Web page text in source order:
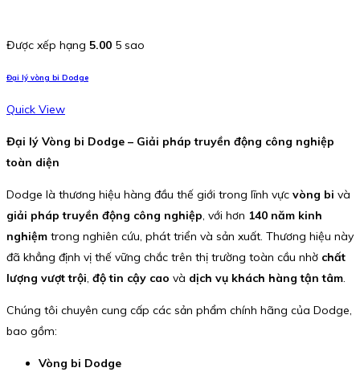
Được xếp hạng 5.00 5 sao
Đại lý vòng bi Dodge
Quick View
Đại lý Vòng bi Dodge – Giải pháp truyền động công nghiệp
toàn diện
Dodge là thương hiệu hàng đầu thế giới trong lĩnh vực vòng bi và
giải pháp truyền động công nghiệp, với hơn 140 năm kinh
nghiệm trong nghiên cứu, phát triển và sản xuất. Thương hiệu này
đã khẳng định vị thế vững chắc trên thị trường toàn cầu nhờ chất
lượng vượt trội, độ tin cậy cao và dịch vụ khách hàng tận tâm.
Chúng tôi chuyên cung cấp các sản phẩm chính hãng của Dodge,
bao gồm:
Vòng bi Dodge